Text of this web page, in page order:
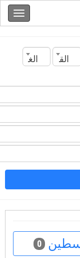
القسم
الغرف
0